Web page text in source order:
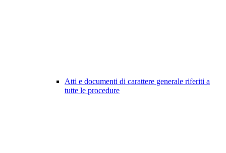
Atti e documenti di carattere generale riferiti a
tutte le procedure